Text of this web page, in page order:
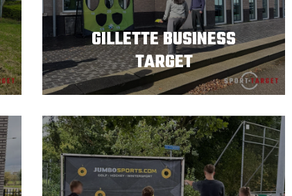
GILLETTE BUSINESS
TARGET